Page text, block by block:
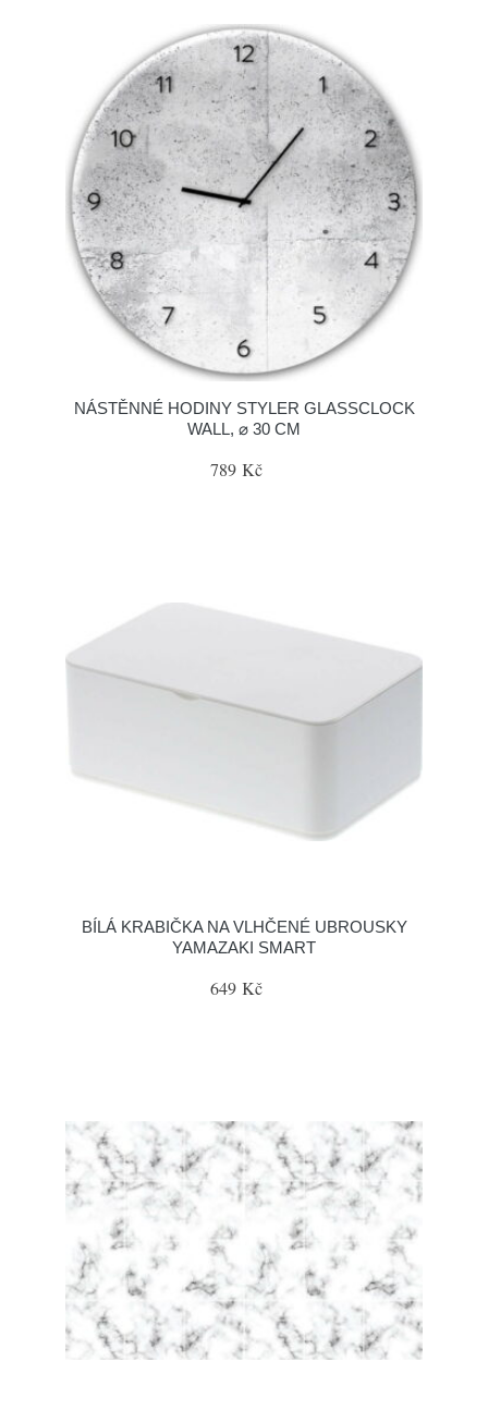
NÁSTĚNNÉ HODINY STYLER GLASSCLOCK
WALL, ⌀ 30 CM
789 Kč
BÍLÁ KRABIČKA NA VLHČENÉ UBROUSKY
YAMAZAKI SMART
649 Kč